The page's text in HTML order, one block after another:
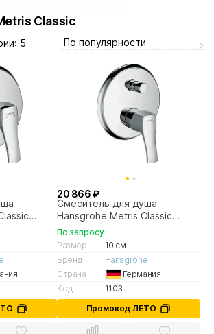
Сlassic
5 По популярности
20 866 ₽
Смеситель для душа
Hansgrohe Metris Classic
31485000 хром
По запросу
Размер
10 см
Бренд
Hansgrohe
Страна
Германия
Код
1103
Промокод ЛЕТО